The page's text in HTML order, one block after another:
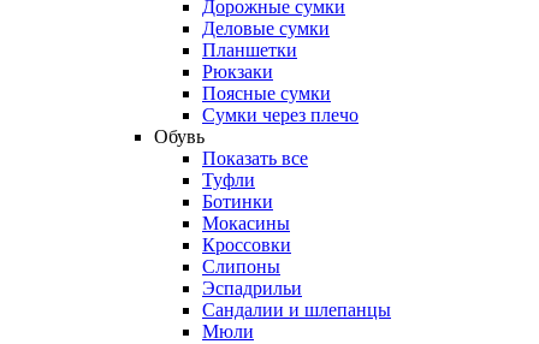
Дорожные сумки
Деловые сумки
Планшетки
Рюкзаки
Поясные сумки
Сумки через плечо
Обувь
Показать все
Туфли
Ботинки
Мокасины
Кроссовки
Слипоны
Эспадрильи
Сандалии и шлепанцы
Мюли